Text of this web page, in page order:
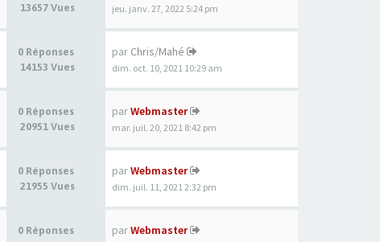
13657 Vues
jeu. janv. 27, 2022 5:24 pm
0 Réponses
14153 Vues
par Chris/Mahé
dim. oct. 10, 2021 10:29 am
0 Réponses
20951 Vues
parWebmaster
mar. juil. 20, 2021 8:42 pm
0 Réponses
21955 Vues
parWebmaster
dim. juil. 11, 2021 2:32 pm
0 Réponses
parWebmaster